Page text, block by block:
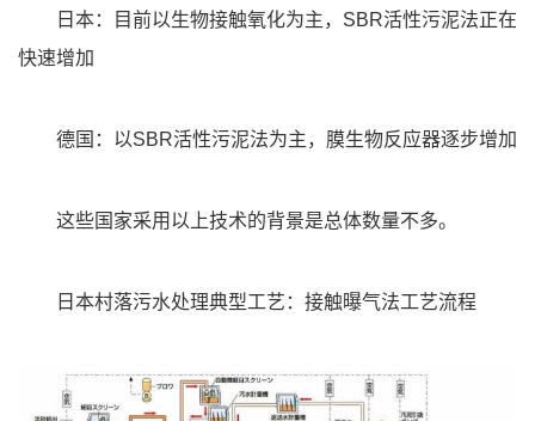
日本：目前以生物接触氧化为主，SBR活性污泥法正在
快速增加
德国：以SBR活性污泥法为主，膜生物反应器逐步增加
这些国家采用以上技术的背景是总体数量不多。
日本村落污水处理典型工艺：接触曝气法工艺流程